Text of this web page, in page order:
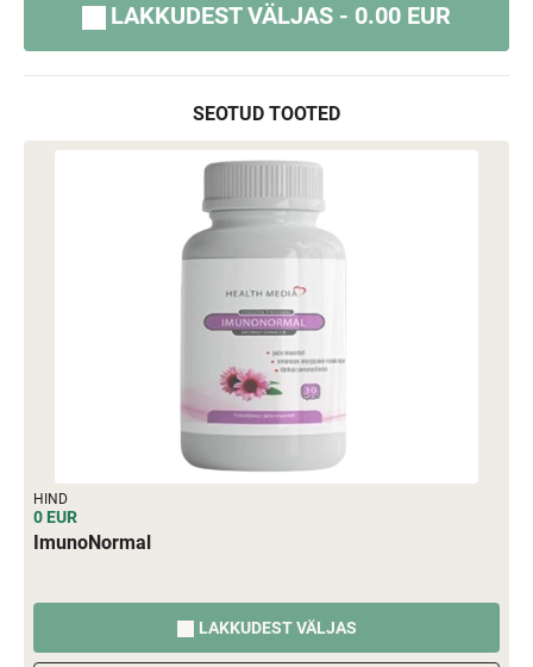
LAKKUDEST VÄLJAS - 0.00 EUR
SEOTUD TOOTED
HIND
0 EUR
ImunoNormal
LAKKUDEST VÄLJAS